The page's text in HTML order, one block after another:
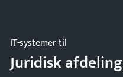
IT-systemer til
Juridisk afdeling